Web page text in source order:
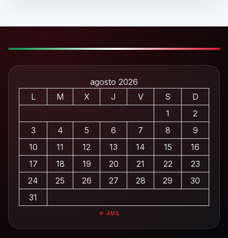
agosto 2026
L
M X J V S
D
1
2
3
4 5 6 7 8
9
10
11 12 13 14 15
16
17
18 19 20 21 22
23
24
25 26 27 28 29
30
31
« JUL